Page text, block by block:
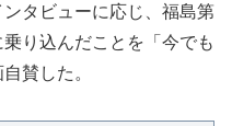
タビューに応じ、福島第
り込んだことを「今でも
賛した。